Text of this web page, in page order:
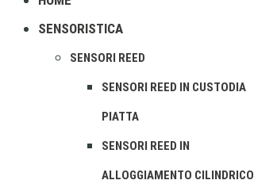
SENSORISTICA
SENSORI REED
SENSORI REED IN CUSTODIA
PIATTA
SENSORI REED IN
ALLOGGIAMENTO CILINDRICO